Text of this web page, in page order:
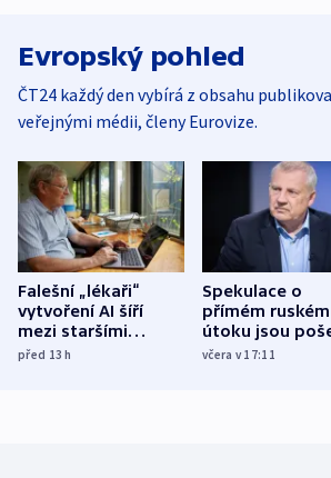
Evropský pohled
ČT24 každý den vybírá z obsahu
veřejnými médii, členy Eurovize.
Falešní „lékaři“
vytvoření AI šíří
mezi staršími
Poláky nebezpečné
před 13h
Spekulace o
přímém ruském
útoku jsou
míní estonský
včera v 17:11